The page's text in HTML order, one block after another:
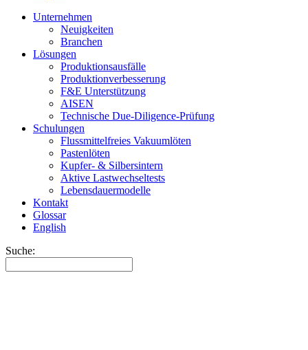
Unternehmen
Neuigkeiten
Branchen
Lösungen
Produktionsausfälle
Produktionverbesserung
F&E Unterstützung
AISEN
Technische Due-Diligence-Prüfung
Schulungen
Flussmittelfreies Vakuumlöten
Pastenlöten
Kupfer- & Silbersintern
Aktive Lastwechseltests
Lebensdauermodelle
Kontakt
Glossar
English
Suche: